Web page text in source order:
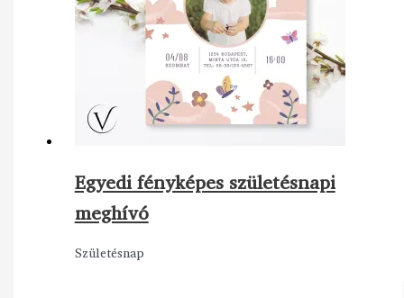
Egyedi fényképes születésnapi
meghívó
Születésnap